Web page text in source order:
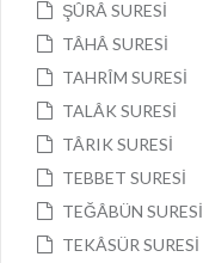
ŞÛRÂ SURESİ
TÂHÂ SURESİ
TAHRÎM SURESİ
TALÂK SURESİ
TÂRIK SURESİ
TEBBET SURESİ
TEĞÂBÜN SURESİ
TEKÂSÜR SURESİ